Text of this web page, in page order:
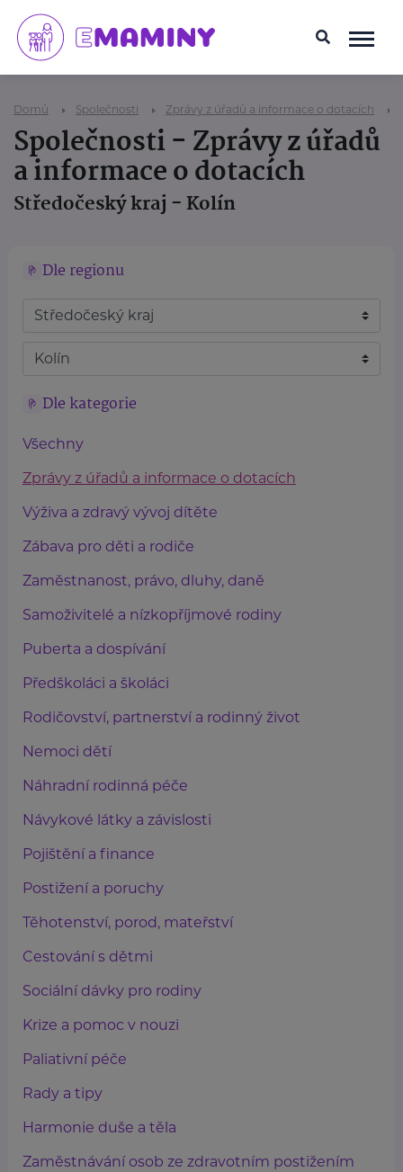
Domů Společnosti Zprávy z úřadů a informace o dotacích
Společnosti - Zprávy z úřadů
a informace o dotacích
Středočeský kraj - Kolín
Dle regionu
Dle kategorie
Všechny
Zprávy z úřadů a informace o dotacích
Výživa a zdravý vývoj dítěte
Zábava pro děti a rodiče
Zaměstnanost, právo, dluhy, daně
Samoživitelé a nízkopříjmové rodiny
Puberta a dospívání
Předškoláci a školáci
Rodičovství, partnerství a rodinný život
Nemoci dětí
Náhradní rodinná péče
Návykové látky a závislosti
Pojištění a finance
Postižení a poruchy
Těhotenství, porod, mateřství
Cestování s dětmi
Sociální dávky pro rodiny
Krize a pomoc v nouzi
Paliativní péče
Rady a tipy
Harmonie duše a těla
Zaměstnávání osob ze zdravotním postižením